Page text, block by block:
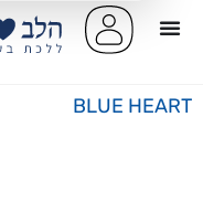
BLUE HEART